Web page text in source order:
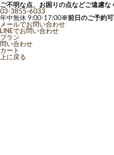
ご不明な点、お困りの点などご遠慮な
03-3855-6033
年中無休 9:00-17:00※前日のご予約可
メールでお問い合わせ
LINEでお問い合わせ
プラン
問い合わせ
カート
上に戻る